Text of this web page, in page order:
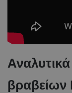
βραβείων